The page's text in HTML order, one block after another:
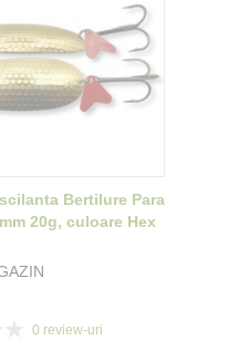
Bertilure Para
20g, culoare Hex
0 review-uri